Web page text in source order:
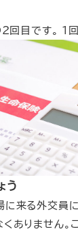
2回目です。 1
う
に来る外交員
ありません。